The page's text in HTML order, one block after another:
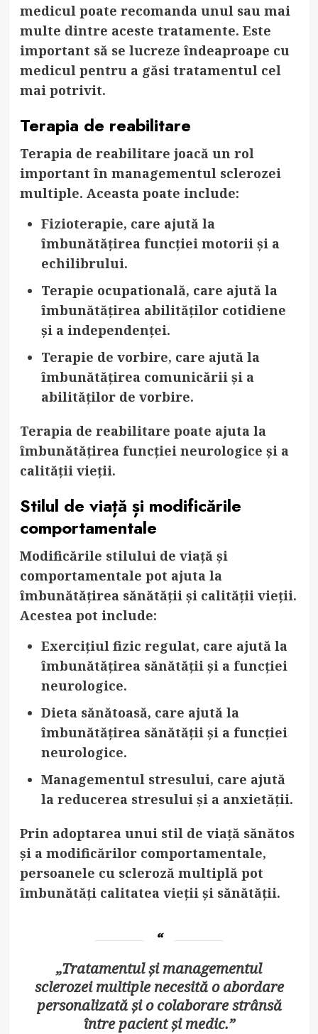
medicul poate recomanda unul sau mai
multe dintre aceste tratamente. Este
important să se lucreze îndeaproape cu
medicul pentru a găsi tratamentul cel
mai potrivit.
Terapia de reabilitare
Terapia de reabilitare joacă un rol
important în managementul sclerozei
multiple. Aceasta poate include:
Fizioterapie, care ajută la
îmbunătățirea funcției motorii și a
echilibrului.
Terapie ocupatională, care ajută la
îmbunătățirea abilităților cotidiene
și a independenței.
Terapie de vorbire, care ajută la
îmbunătățirea comunicării și a
abilităților de vorbire.
Terapia de reabilitare poate ajuta la
îmbunătățirea funcției neurologice și a
calității vieții.
Stilul de viață și modificările
comportamentale
Modificările stilului de viață și
comportamentale pot ajuta la
îmbunătățirea sănătății și calității vieții.
Acestea pot include:
Exercițiul fizic regulat, care ajută la
îmbunătățirea sănătății și a funcției
neurologice.
Dieta sănătoasă, care ajută la
îmbunătățirea sănătății și a funcției
neurologice.
Managementul stresului, care ajută
la reducerea stresului și a anxietății.
Prin adoptarea unui stil de viață sănătos
și a modificărilor comportamentale,
persoanele cu scleroză multiplă pot
îmbunătăți calitatea vieții și sănătății.
„Tratamentul și managementul
sclerozei multiple necesită o abordare
personalizată și o colaborare strânsă
între pacient și medic.”